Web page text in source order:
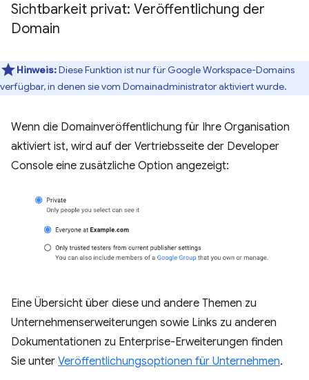
Sichtbarkeit privat: Veröffentlichung der
Domain
Hinweis:Diese Funktion ist nur für Google Workspace-Domains
verfügbar, in denen sie vom Domainadministrator aktiviert wurde.
Wenn die Domainveröffentlichung für Ihre Organisation
aktiviert ist, wird auf der Vertriebsseite der Developer
Console eine zusätzliche Option angezeigt:
Eine Übersicht über diese und andere Themen zu
Unternehmenserweiterungen sowie Links zu anderen
Dokumentationen zu Enterprise-Erweiterungen finden
Sie unter Veröffentlichungsoptionen für Unternehmen.